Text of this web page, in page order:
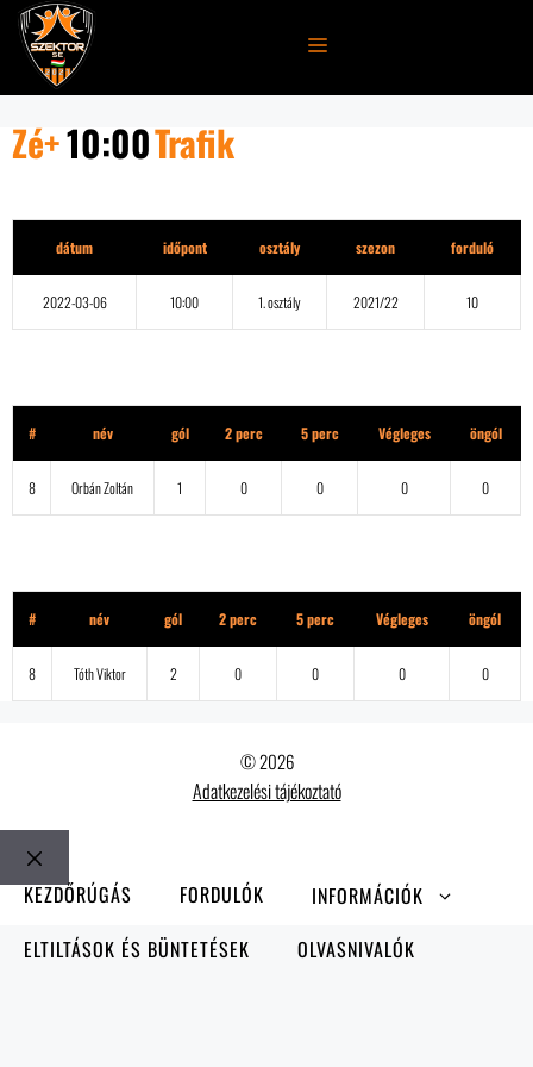
Kilépés
tartalomba
MENÜ
Zé+10:00Trafik
dátum időpont osztály szezon forduló
2022-03-06 10:00 1. osztály 2021/22 10
# név gól 2 perc 5 perc Végleges öngól
8 Orbán Zoltán 1 0 0 0 0
# név gól 2 perc 5 perc Végleges öngól
8 Tóth Viktor 2 0 0 0 0
© 2026
Adatkezelési tájékoztató
Bezár
KEZDŐRÚGÁS FORDULÓK
INFORMÁCIÓK
ELTILTÁSOK ÉS BÜNTETÉSEK
OLVASNIVALÓK